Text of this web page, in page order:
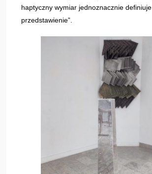
haptyczny wymiar jednoznacznie definiuje
przedstawienie”.